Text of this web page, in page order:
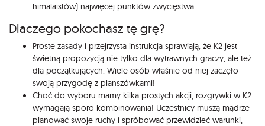
himalaistów) najwięcej punktów zwycięstwa.
Dlaczego pokochasz tę grę?
Proste zasady i przejrzysta instrukcja sprawiają, że K2 jest
świetną propozycją nie tylko dla wytrawnych graczy, ale też
dla początkujących. Wiele osób właśnie od niej zaczęło
swoją przygodę z planszówkami!
Choć do wyboru mamy kilka prostych akcji, rozgrywki w K2
wymagają sporo kombinowania! Uczestnicy muszą mądrze
planować swoje ruchy i spróbować przewidzieć warunki,